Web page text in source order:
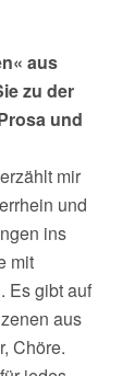
aus
zu der
und
mir
und
ins
mit
Es gibt auf
aus
Chöre.